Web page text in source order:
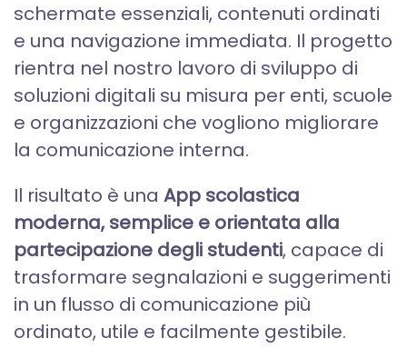
schermate essenziali, contenuti ordinati
e una navigazione immediata. Il progetto
rientra nel nostro lavoro di sviluppo di
soluzioni digitali su misura per enti, scuole
e organizzazioni che vogliono migliorare
la comunicazione interna.
Il risultato è una App scolastica
moderna, semplice e orientata alla
partecipazione degli studenti, capace di
trasformare segnalazioni e suggerimenti
in un flusso di comunicazione più
ordinato, utile e facilmente gestibile.